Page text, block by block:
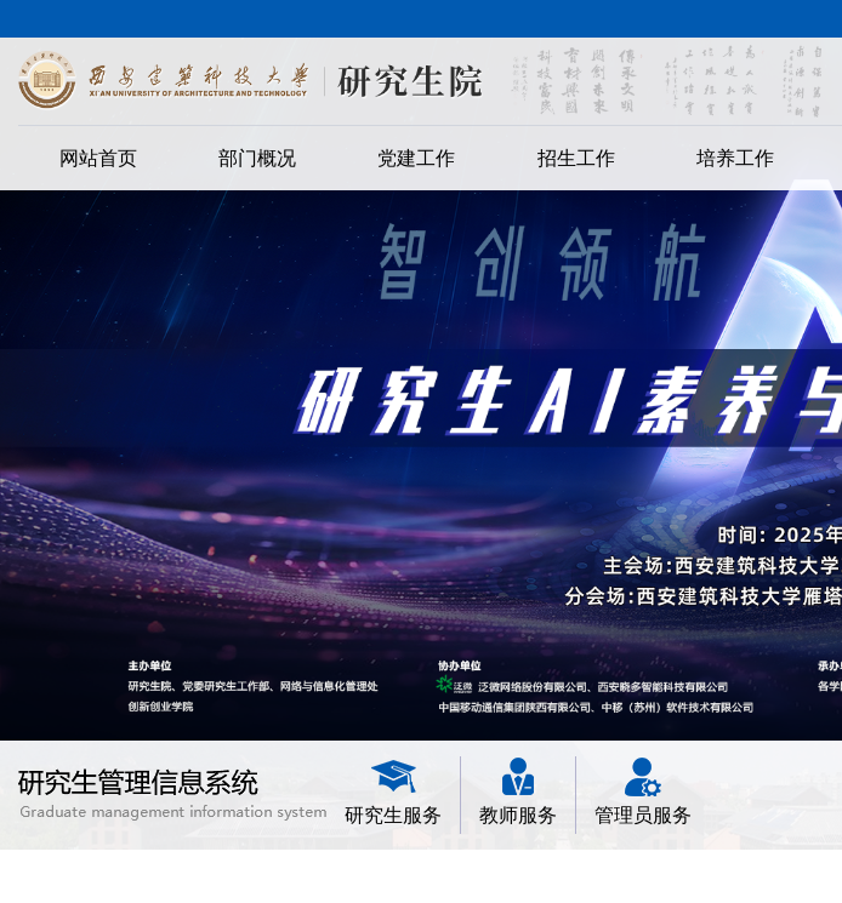
网站首页 部门概况 党建工作 招生工作 培养工作
自强、笃实、求源、创新
研究生服务 教师服务 管理员服务